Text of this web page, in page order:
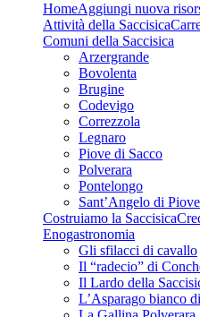
HomeAggiungi nuova
Attività della Saccisica
Comuni della Saccisica
Arzergrande
Bovolenta
Brugine
Codevigo
Correzzola
Legnaro
Piove di Sacco
Polverara
Pontelongo
Sant’Angelo di
Costruiamo la Saccisica
Enogastronomia
Gli sfilacci di cavallo
Il “radecio” di
Il Lardo della
L’Asparago bianco